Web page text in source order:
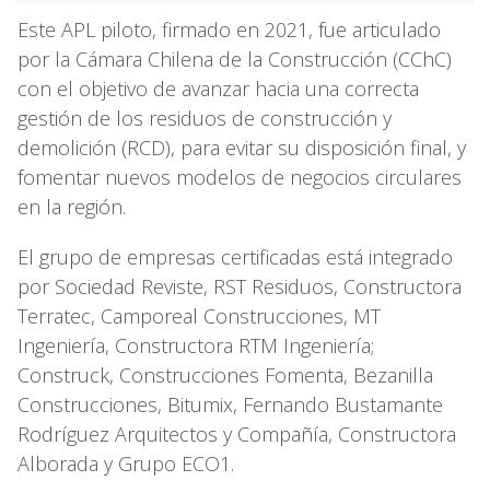
Este APL piloto, firmado en 2021, fue articulado
por la Cámara Chilena de la Construcción (CChC)
con el objetivo de avanzar hacia una correcta
gestión de los residuos de construcción y
demolición (RCD), para evitar su disposición final, y
fomentar nuevos modelos de negocios circulares
en la región.
El grupo de empresas certificadas está integrado
por Sociedad Reviste, RST Residuos, Constructora
Terratec, Camporeal Construcciones, MT
Ingeniería, Constructora RTM Ingeniería;
Construck, Construcciones Fomenta, Bezanilla
Construcciones, Bitumix, Fernando Bustamante
Rodríguez Arquitectos y Compañía, Constructora
Alborada y Grupo ECO1.